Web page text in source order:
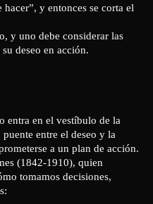
y entonces se corta el
y uno debe considerar las
deseo en acción.
entra en el vestíbulo de la
entre el deseo y la
a un plan de acción.
(1842-1910), quien
tomamos decisiones,